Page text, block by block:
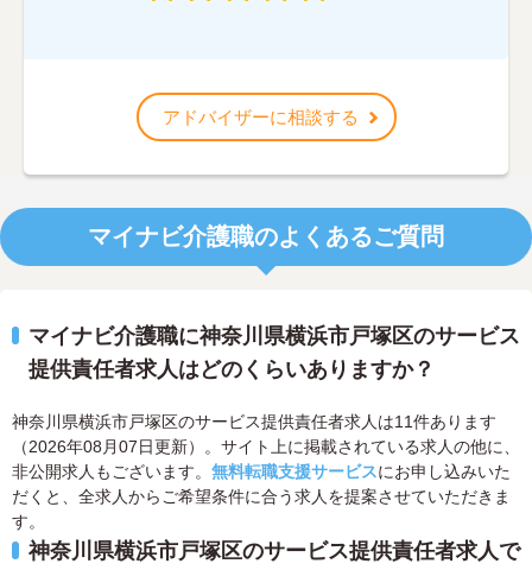
アドバイザーに相談する
マイナビ介護職のよくあるご質問
マイナビ介護職に神奈川県横浜市戸塚区のサービス
提供責任者求人はどのくらいありますか？
神奈川県横浜市戸塚区のサービス提供責任者求人は11件あります
（2026年08月07日更新）。サイト上に掲載されている求人の他に、
非公開求人もございます。 無料転職支援サービスにお申し込みいた
だくと、全求人からご希望条件に合う求人を提案させていただきま
す。
神奈川県横浜市戸塚区のサービス提供責任者求人で